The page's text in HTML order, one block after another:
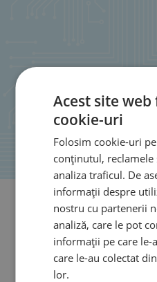
Acest site
cookie-uri
Folosim cookie-uri
conținutul, reclamele
analiza traficul. De
informații despre
nostru cu partenerii
analiză, care le pot
informații pe care le-
care le-au colectat
lor.